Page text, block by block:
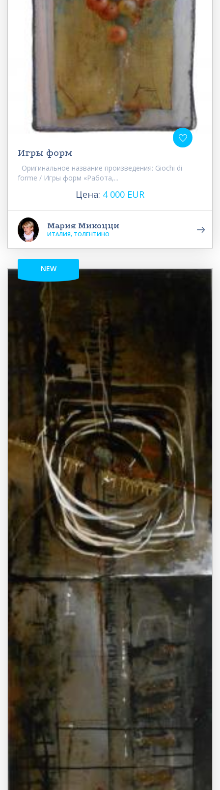
Игры форм
Оригинальное название произведения: Giochi di
forme / Игры форм «Работа,...
Цена: 4 000 EUR
Мария Микоцци
ИТАЛИЯ, ТОЛЕНТИНО
NEW